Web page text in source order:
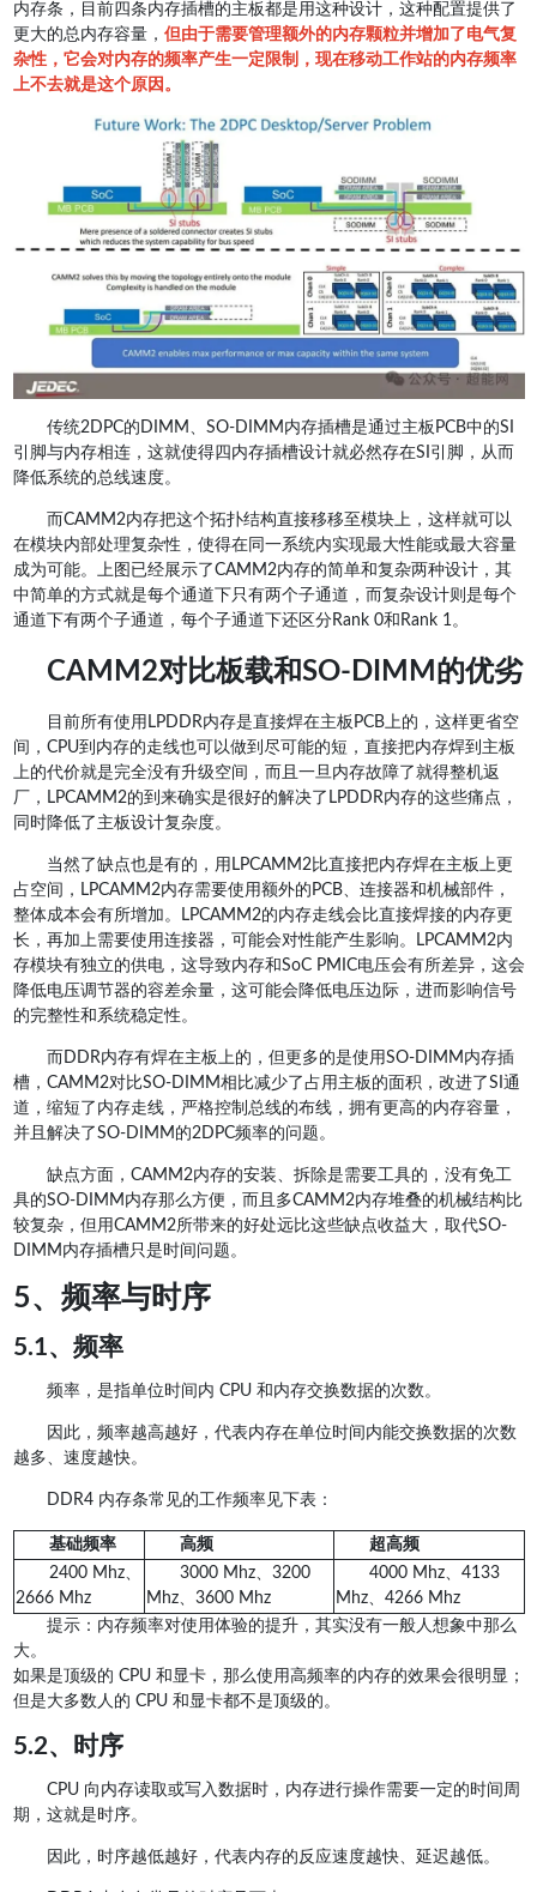
内存条，目前四条内存插槽的主板都是用这种设计，这种配置提供了
更大的总内存容量， 但由于需要管理额外的内存颗粒并增加了电气复
杂性，它会对内存的频率产生一定限制，现在移动工作站的内存频率
上不去就是这个原因。
传统2DPC的DIMM、SO-DIMM内存插槽是通过主板PCB中的SI
引脚与内存相连，这就使得四内存插槽设计就必然存在SI引脚，从而
降低系统的总线速度。
而CAMM2内存把这个拓扑结构直接移移至模块上，这样就可以
在模块内部处理复杂性，使得在同一系统内实现最大性能或最大容量
成为可能。上图已经展示了CAMM2内存的简单和复杂两种设计，其
中简单的方式就是每个通道下只有两个子通道，而复杂设计则是每个
通道下有两个子通道，每个子通道下还区分Rank 0和Rank 1。
CAMM2对比板载和SO-DIMM的优劣
目前所有使用LPDDR内存是直接焊在主板PCB上的，这样更省空
间，CPU到内存的走线也可以做到尽可能的短，直接把内存焊到主板
上的代价就是完全没有升级空间，而且一旦内存故障了就得整机返
厂，LPCAMM2的到来确实是很好的解决了LPDDR内存的这些痛点，
同时降低了主板设计复杂度。
当然了缺点也是有的，用LPCAMM2比直接把内存焊在主板上更
占空间，LPCAMM2内存需要使用额外的PCB、连接器和机械部件，
整体成本会有所增加。LPCAMM2的内存走线会比直接焊接的内存更
长，再加上需要使用连接器，可能会对性能产生影响。LPCAMM2内
存模块有独立的供电，这导致内存和SoC PMIC电压会有所差异，这会
降低电压调节器的容差余量，这可能会降低电压边际，进而影响信号
的完整性和系统稳定性。
而DDR内存有焊在主板上的，但更多的是使用SO-DIMM内存插
槽，CAMM2对比SO-DIMM相比减少了占用主板的面积，改进了SI通
道，缩短了内存走线，严格控制总线的布线，拥有更高的内存容量，
并且解决了SO-DIMM的2DPC频率的问题。
缺点方面，CAMM2内存的安装、拆除是需要工具的，没有免工
具的SO-DIMM内存那么方便，而且多CAMM2内存堆叠的机械结构比
较复杂，但用CAMM2所带来的好处远比这些缺点收益大，取代SO-
DIMM内存插槽只是时间问题。
5、频率与时序
5.1、频率
频率，是指单位时间内 CPU 和内存交换数据的次数。
因此，频率越高越好，代表内存在单位时间内能交换数据的次数
越多、速度越快。
DDR4 内存条常见的工作频率见下表：
基础频率 高频
超高频
2400 Mhz、
2666 Mhz
3000 Mhz、3200
Mhz、3600 Mhz
4000 Mhz、4133
Mhz、4266 Mhz
提示：内存频率对使用体验的提升，其实没有一般人想象中那么
大。
如果是顶级的 CPU 和显卡，那么使用高频率的内存的效果会很明显；
但是大多数人的 CPU 和显卡都不是顶级的。
5.2、时序
CPU 向内存读取或写入数据时，内存进行操作需要一定的时间周
期，这就是时序。
因此，时序越低越好，代表内存的反应速度越快、延迟越低。